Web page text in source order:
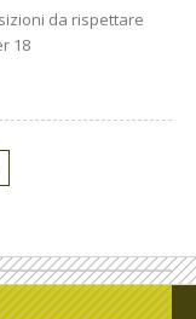
da rispettare
18